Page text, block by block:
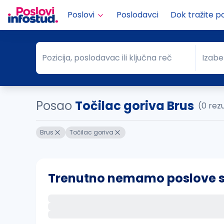
Poslovi Poslodavci Dok tražite
Pozicija, poslodavac ili ključna reč
Pozicija, poslodavac ili ključna reč Grad
Posao Točilac goriva Brus (0
Brus Točilac goriva
Trenutno nemamo poslove